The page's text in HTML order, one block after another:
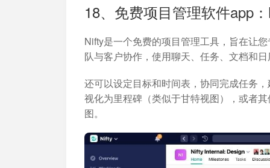
18、免费项目管理软件app
Nifty是一个免费的项目管理工具，旨在让
队与客户协作，使用聊天、任务、文档和
还可以设定目标和时间表，协同完成任务
视化为里程碑（类似于甘特视图），或者
图。